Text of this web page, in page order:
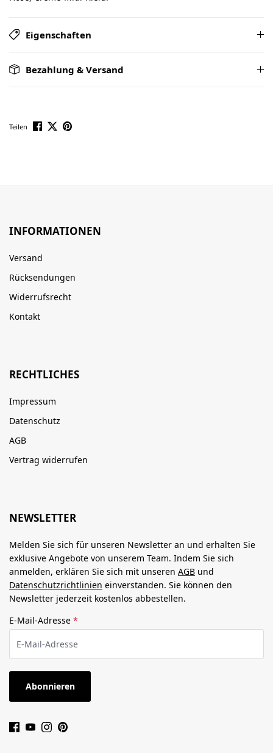
Eigenschaften
Bezahlung & Versand
Teilen
INFORMATIONEN
Versand
Rücksendungen
Widerrufsrecht
Kontakt
RECHTLICHES
Impressum
Datenschutz
AGB
Vertrag widerrufen
NEWSLETTER
Melden Sie sich für unseren Newsletter an und erhalten Sie
exklusive Angebote von unserem Team. Indem Sie sich
anmelden, erklären Sie sich mit unseren AGB und
Datenschutzrichtlinien einverstanden. Sie können den
Newsletter jederzeit kostenlos abbestellen.
E-Mail-Adresse *
Abonnieren